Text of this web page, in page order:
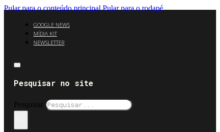
Pular para o conteúdo principal Pular para o rodapé
GOOGLE NEWS
MÍDIA KIT
NEWSLETTER
Pesquisar no site
Pesquisar